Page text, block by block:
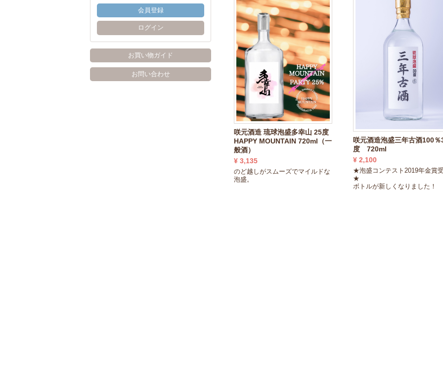
咲元酒造 琉球泡盛多幸山 25度
HAPPY MOUNTAIN 720ml（一
般酒）
¥ 3,135
のど越しがスムーズでマイルドな
泡盛。
咲元酒造泡盛三年古酒100％
度 720ml
¥ 2,100
★泡盛コンテスト2019年金賞
★
ボトルが新しくなりました！
会員登録
ログイン
お買い物ガイド
お問い合わせ